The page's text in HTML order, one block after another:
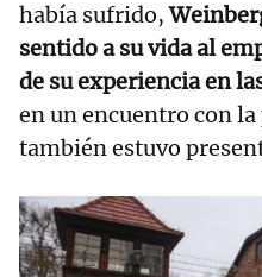
había sufrido,
sentido a su vida al
de su experiencia en
en un encuentro con la
también estuvo